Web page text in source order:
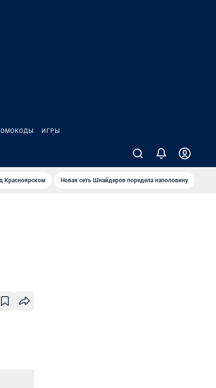
ИГРЫ
Крaсноярском Новая сеть Шнайдеров поредела наполовину